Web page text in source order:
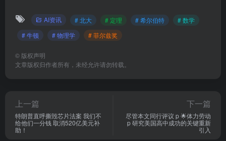
AI资讯 # 北大 # 定理 # 希尔伯特
# 数学
# 牛顿
# 物理学 # 菲尔兹奖
© 版权声明
文章版权归作者所有，未经允许请勿转载。
上一篇
特朗普直呼撕毁芯片法案 我们不
给他们一分钱 取消520亿美元补
助！
下一篇
尽管本文同行评议 p 🌟体力劳动
p 研究美国高中成功的关键重新
引入